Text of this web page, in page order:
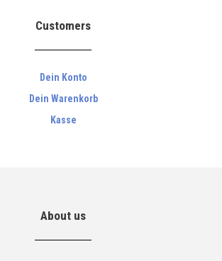
Customers
Dein Konto
Dein Warenkorb
Kasse
About us